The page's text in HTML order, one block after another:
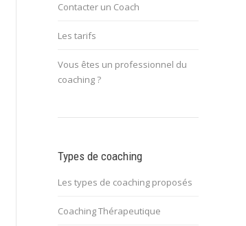
Contacter un Coach
Les tarifs
Vous êtes un professionnel du
coaching ?
Types de coaching
Les types de coaching proposés
Coaching Thérapeutique